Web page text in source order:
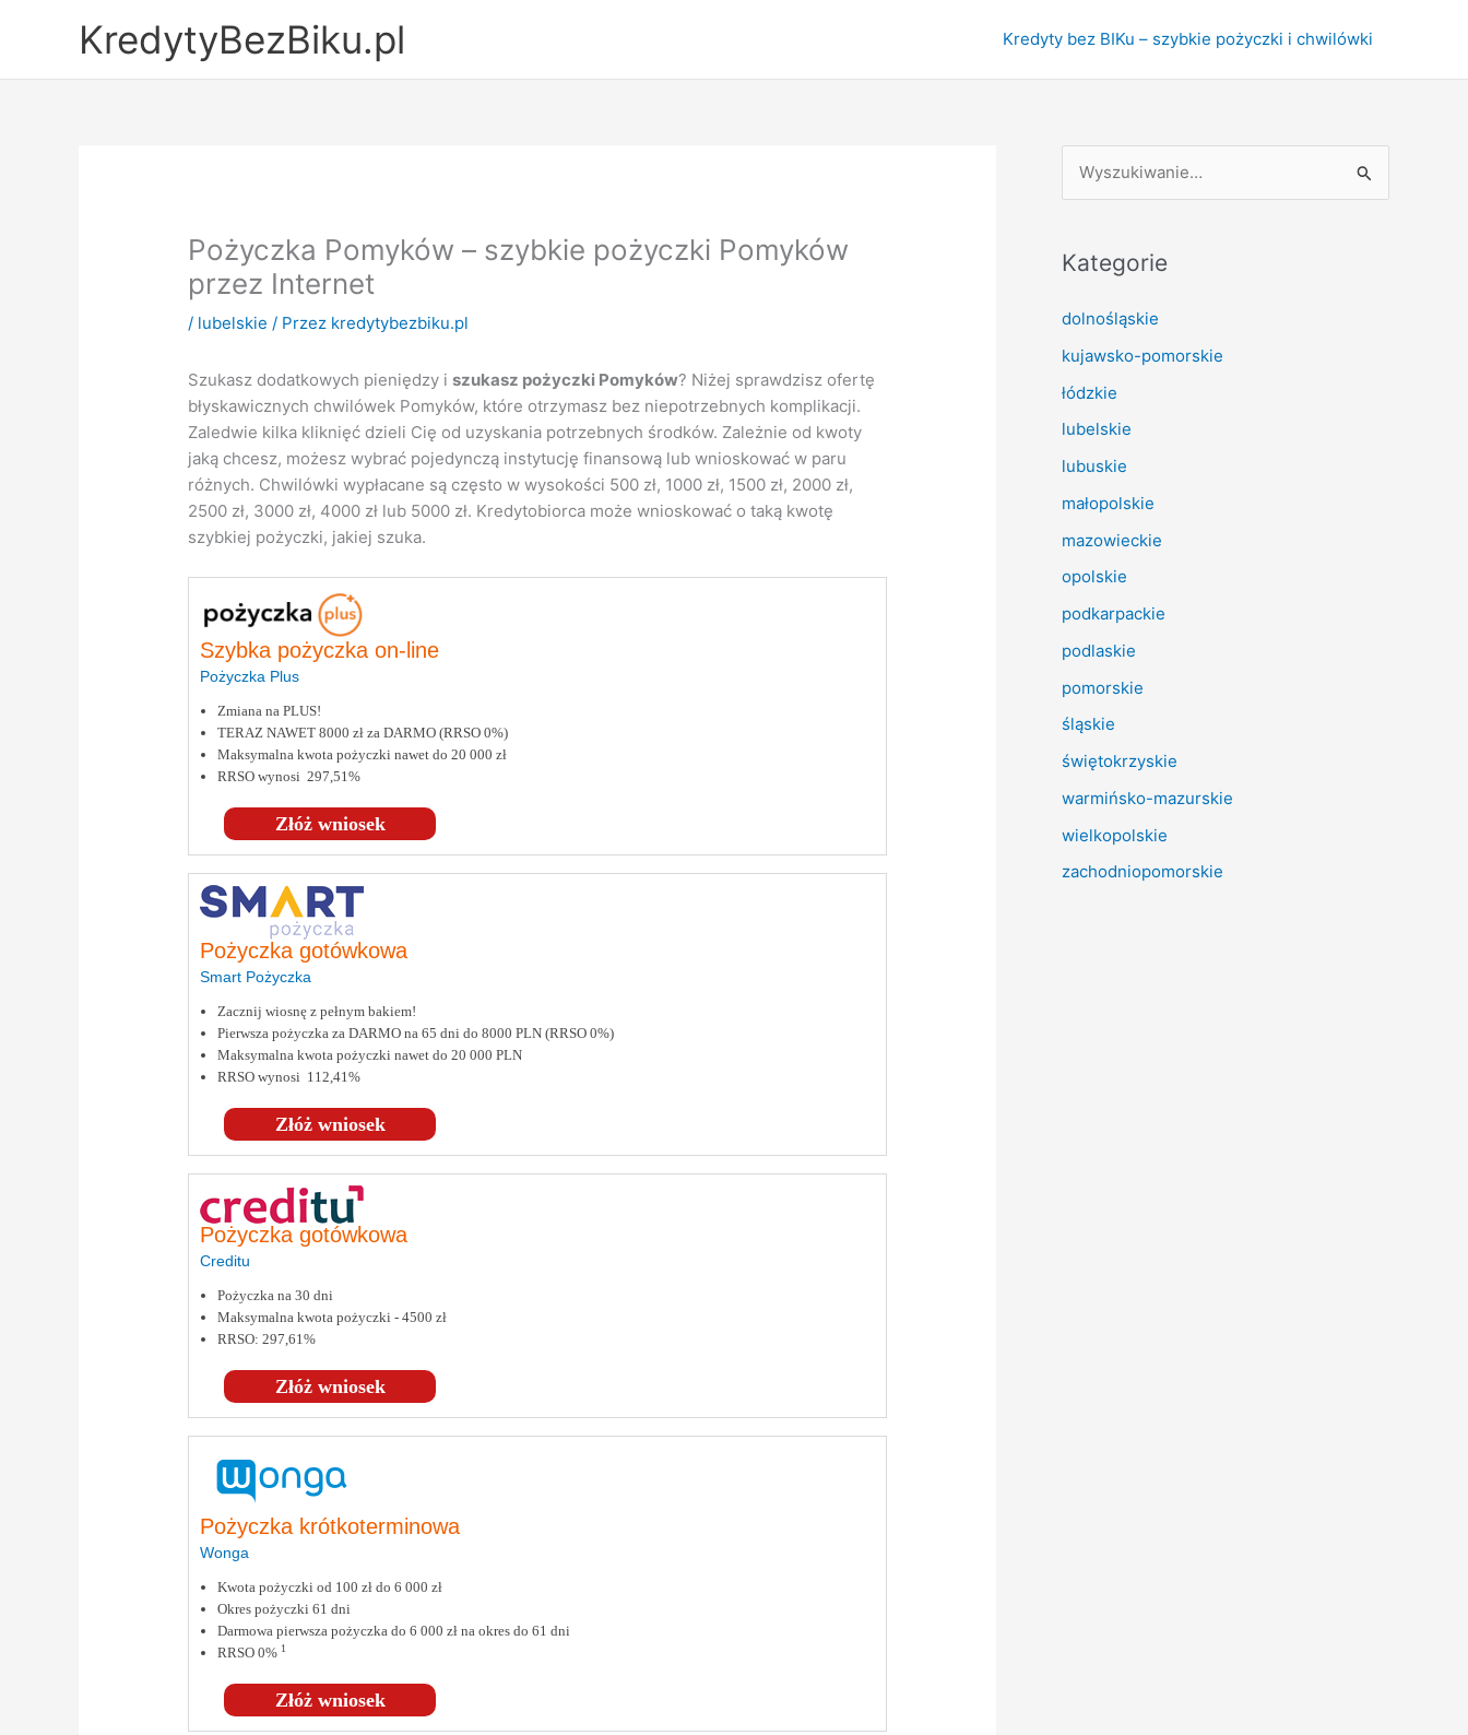
KredytyBezBiku.pl Kredyty bez BIKu – szybkie pożyczki i chwilówki
Pożyczka Pomyków – szybkie pożyczki Pomyków
przez Internet
/ lubelskie / Przez kredytybezbiku.pl
Szukasz dodatkowych pieniędzy iszukasz pożyczki Pomyków? Niżej sprawdzisz ofertę
błyskawicznych chwilówek Pomyków, które otrzymasz bez niepotrzebnych komplikacji.
Zaledwie kilka kliknięć dzieli Cię od uzyskania potrzebnych środków. Zależnie od kwoty
jaką chcesz, możesz wybrać pojedynczą instytucję finansową lub wnioskować w paru
różnych. Chwilówki wypłacane są często w wysokości 500 zł, 1000 zł, 1500 zł, 2000 zł,
2500 zł, 3000 zł, 4000 zł lub 5000 zł. Kredytobiorca może wnioskować o taką kwotę
szybkiej pożyczki, jakiej szuka.
Szybka pożyczka on-line
Pożyczka Plus
Złóż wniosek
Zmiana na PLUS!
TERAZ NAWET 8000 zł za DARMO (RRSO 0%)
Maksymalna kwota pożyczki nawet do 20 000 zł
RRSO wynosi 297,51%
Pożyczka gotówkowa
Smart Pożyczka
Złóż wniosek
Zacznij wiosnę z pełnym bakiem!
Pierwsza pożyczka za DARMO na 65 dni do 8000 PLN (RRSO 0%)
Maksymalna kwota pożyczki nawet do 20 000 PLN
RRSO wynosi 112,41%
Pożyczka gotówkowa
Creditu
Złóż wniosek
Pożyczka na 30 dni
Maksymalna kwota pożyczki - 4500 zł
RRSO: 297,61%
Pożyczka krótkoterminowa
Wonga
Złóż wniosek
Kwota pożyczki od 100 zł do 6 000 zł
Okres pożyczki 61 dni
Darmowa pierwsza pożyczka do 6 000 zł na okres do 61 dni
RRSO 0% 1
k
j
d
l
a
:
Kategorie
dolnośląskie
kujawsko-pomorskie
łódzkie
lubelskie
lubuskie
małopolskie
mazowieckie
opolskie
podkarpackie
podlaskie
pomorskie
śląskie
świętokrzyskie
warmińsko-mazurskie
wielkopolskie
zachodniopomorskie